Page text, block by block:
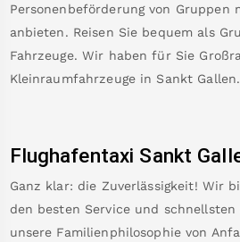
Personenbeförderung von Gruppen
anbieten. Reisen Sie bequem als
Fahrzeuge. Wir haben für Sie
Kleinraumfahrzeuge in Sankt Gallen.
Flughafentaxi Sankt
Ganz klar: die Zuverlässigkeit! Wir
den besten Service und
unsere Familienphilosophie von